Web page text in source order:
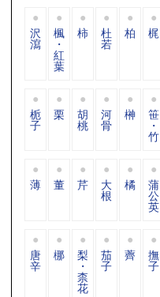
沢
瀉
楓
・
紅
葉
柿 杜
若
柏 梶
栀
子
栗 胡
桃
河
骨
榊 笹
・
竹
薄 董 芹 大
根
橘 蒲
公
英
唐
辛
梛 梨
・
柰
花
茄
子
薺 撫
子